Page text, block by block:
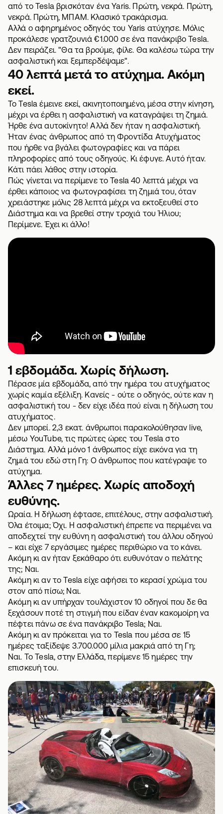
από το Tesla βρισκόταν ένα Yaris. Πρώτη, νεκρά. Πρώτη,
νεκρά. Πρώτη, ΜΠΑΜ. Κλασικότρακάρισμα.
Αλλά ο αφηρημένος οδηγός του Yaris ατύχησε. Μόλις
προκάλεσε γρατζουνιά €1.000 σε ένα πανάκριβο Tesla.
Δεν πειράζει. "Θα τα βρούμε, φίλε. Θα καλέσω τώρα την
ασφαλιστικήκαι ξεμπερδέψαμε".
40 λεπτά μετά το ατύχημα. Ακόμη
εκεί.
Το Tesla έμεινε εκεί, ακινητοποιημένο, μέσα στην κίνηση,
μέχρι να έρθει η ασφαλιστική να καταγράψει τη ζημιά.
Ήρθε ένα αυτοκίνητο! Αλλά δεν ήταν η ασφαλιστική.
Ήταν ένας άνθρωπος από τη Φροντίδα Ατυχήματος
που ήρθε να βγάλει φωτογραφίες και να πάρει
πληροφορίες από τους οδηγούς. Κι έφυγε. Αυτό ήταν.
Κάτι πάει λάθος στην ιστορία.
Πώς γίνεται να περίμενε το Tesla 40 λεπτά μέχρι να
έρθει κάποιος να φωτογραφίσει τη ζημιά του, όταν
χρειάστηκε μόλις 28 λεπτά μέχρι να εκτοξευθεί στο
Διάστημα και να βρεθεί στην τροχιά του Ήλιου;
Περίμενε. Έχει κι άλλο!
1 εβδομάδα. Χωρίς δήλωση.
Πέρασε μία εβδομάδα, από την ημέρα του ατυχήματος
χωρίς καμία εξέλιξη. Κανείς - ούτε ο οδηγός, ούτε καν η
ασφαλιστική του - δεν είχε ιδέα πού είναι η δήλωση του
ατυχήματος.
Δεν μπορεί. 2,3 εκατ. άνθρωποι παρακολούθησαν live,
μέσω YouTube, τις πρώτες ώρες του Tesla στο
Διάστημα. Αλλά μόνο 1 άνθρωπος είχε εικόνα για τη
ζημιά του εδώ στη Γη: Ο άνθρωπος που κατέγραψε το
ατύχημα.
Άλλες 7 ημέρες. Χωρίς αποδοχή
ευθύνης.
Ωραία. Η δήλωση έφτασε, επιτέλους, στην ασφαλιστική.
Όλα έτοιμα; Όχι. Η ασφαλιστική έπρεπε να περιμένει να
αποδεχτεί την ευθύνη η ασφαλιστική του άλλου οδηγού
– και είχε 7 εργάσιμες ημέρες περιθώριο να το κάνει.
Ακόμη κι αν ήταν ξεκάθαρο ότι ευθυνόταν ο πελάτης
της; Ναι.
Ακόμη κι αν το Tesla είχε αφήσει το κερασί χρώμα του
στον από πίσω; Ναι.
Ακόμη κι αν υπήρχαν τουλάχιστον 10 οδηγοί που δε θα
ξεχάσουν ποτέ τη στιγμή που είδαν έναν κακομοίρη να
πέφτει πάνω σε ένα πανάκριβο Tesla; Ναι.
Ακόμη κι αν πρόκειται για το Tesla που μέσα σε 15
ημέρες ταξίδεψε 3.700.000 μίλια μακριά από τη Γη;
Ναι. Το Tesla, στην Ελλάδα, περίμενε 15 ημέρες την
επισκευή του.